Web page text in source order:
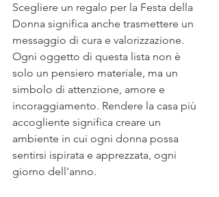
Scegliere un regalo per la Festa della
Donna significa anche trasmettere un
messaggio di cura e valorizzazione.
Ogni oggetto di questa lista non è
solo un pensiero materiale, ma un
simbolo di attenzione, amore e
incoraggiamento. Rendere la casa più
accogliente significa creare un
ambiente in cui ogni donna possa
sentirsi ispirata e apprezzata, ogni
giorno dell'anno.